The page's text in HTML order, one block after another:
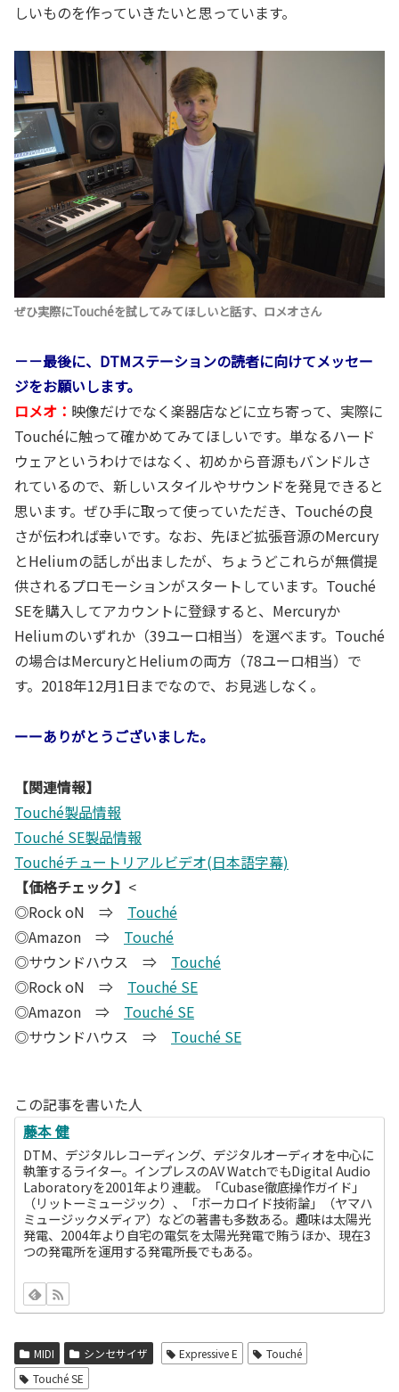
しいものを作っていきたいと思っています。
ぜひ実際にTouchéを試してみてほしいと話す、ロメオさん
－－最後に、DTMステーションの読者に向けてメッセー
ジをお願いします。
ロメオ： 映像だけでなく楽器店などに立ち寄って、実際に
Touchéに触って確かめてみてほしいです。単なるハード
ウェアというわけではなく、初めから音源もバンドルさ
れているので、新しいスタイルやサウンドを発見できると
思います。ぜひ手に取って使っていただき、Touchéの良
さが伝われば幸いです。なお、先ほど拡張音源のMercury
とHeliumの話しが出ましたが、ちょうどこれらが無償提
供されるプロモーションがスタートしています。Touché
SEを購入してアカウントに登録すると、Mercuryか
Heliumのいずれか（39ユーロ相当）を選べます。Touché
の場合はMercuryとHeliumの両方（78ユーロ相当）で
す。2018年12月1日までなので、お見逃しなく。
ーーありがとうございました。
【関連情報】
Touché製品情報
Touché SE製品情報
Touchéチュートリアルビデオ(日本語字幕)
【価格チェック】 <
◎Rock oN ⇒ Touché
◎Amazon ⇒ Touché
◎サウンドハウス ⇒ Touché
◎Rock oN ⇒ Touché SE
◎Amazon ⇒ Touché SE
◎サウンドハウス ⇒ Touché SE
この記事を書いた人
藤本 健
DTM、デジタルレコーディング、デジタルオーディオを中心に
執筆するライター。インプレスのAV WatchでもDigital Audio
Laboratoryを2001年より連載。「Cubase徹底操作ガイド」
（リットーミュージック）、「ボーカロイド技術論」（ヤマハ
ミュージックメディア）などの著書も多数ある。趣味は太陽光
発電、2004年より自宅の電気を太陽光発電で賄うほか、現在3
つの発電所を運用する発電所長でもある。
MIDI シンセサイザ Expressive E
Touché
Touché SE